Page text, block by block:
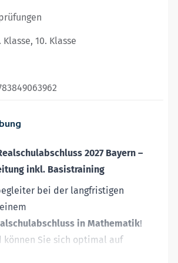
2027 Bayern –
inkl. Basistraining
bei der langfristigen
in Mathematik!
können Sie sich optimal auf
Klasse, 10. Klasse